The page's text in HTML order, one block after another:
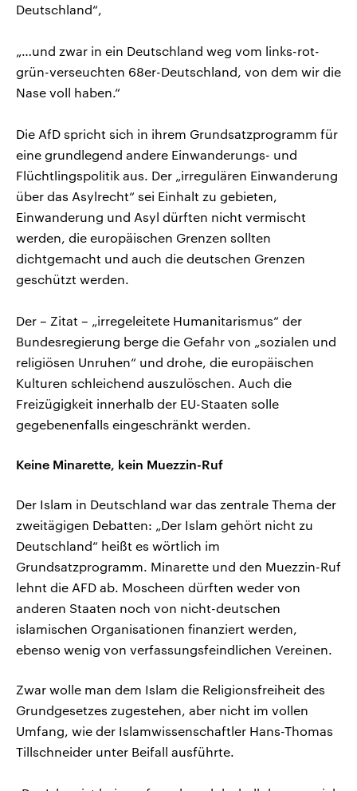
Deutschland“,
„…und zwar in ein Deutschland weg vom links-rot-
grün-verseuchten 68er-Deutschland, von dem wir die
Nase voll haben.“
Die AfD spricht sich in ihrem Grundsatzprogramm für
eine grundlegend andere Einwanderungs- und
Flüchtlingspolitik aus. Der „irregulären Einwanderung
über das Asylrecht“ sei Einhalt zu gebieten,
Einwanderung und Asyl dürften nicht vermischt
werden, die europäischen Grenzen sollten
dichtgemacht und auch die deutschen Grenzen
geschützt werden.
Der – Zitat – „irregeleitete Humanitarismus“ der
Bundesregierung berge die Gefahr von „sozialen und
religiösen Unruhen“ und drohe, die europäischen
Kulturen schleichend auszulöschen. Auch die
Freizügigkeit innerhalb der EU-Staaten solle
gegebenenfalls eingeschränkt werden.
Keine Minarette, kein Muezzin-Ruf
Der Islam in Deutschland war das zentrale Thema der
zweitägigen Debatten: „Der Islam gehört nicht zu
Deutschland“ heißt es wörtlich im
Grundsatzprogramm. Minarette und den Muezzin-Ruf
lehnt die AFD ab. Moscheen dürften weder von
anderen Staaten noch von nicht-deutschen
islamischen Organisationen finanziert werden,
ebenso wenig von verfassungsfeindlichen Vereinen.
Zwar wolle man dem Islam die Religionsfreiheit des
Grundgesetzes zugestehen, aber nicht im vollen
Umfang, wie der Islamwissenschaftler Hans-Thomas
Tillschneider unter Beifall ausführte.